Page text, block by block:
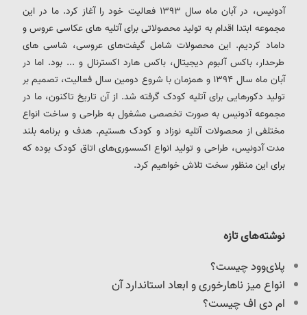
نوشته‌های تازه
پلای‌وود چیست؟
انواع میز ناهارخوری و ابعاد استاندارد آن
ام دی اف چیست؟
آدونیس، در آبان ماه سال 1393 فعالیت خود را آغاز کرد. ما در این
مجموعه ابتدا اقدام به تولید محصولاتی برای آتلیه های عکاسی عروس و
داماد کردیم. این محصولات شامل گیفت‌های عروسی، شاسی های
طرحدار، باکس آلبوم دیجیتال، باکس هارد اکسترنال و ... بود. اما در
آبان ماه سال 1394 و همزمان با شروع دومین سال فعالیت، تصمیم بر
تولید دکورهایی برای آتلیه کودک گرفته شد. از آن تاریخ تاکنون، ما در
مجموعه آدونیس به صورت تخصصی مشغول به طراحی و ساخت انواع
مختلفی از محصولات آتلیه نوزاد و کودک هستیم. هدف و برنامه بلند
مدت آدونیس، طراحی و تولید انواع اکسسوری‌های اتاق کودک بوده که
برای این منظور سخت تلاش خواهیم کرد.